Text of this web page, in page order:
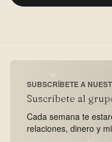
SUBSCRÍBETE A
Suscríbete al
Cada semana te
relaciones, dinero y